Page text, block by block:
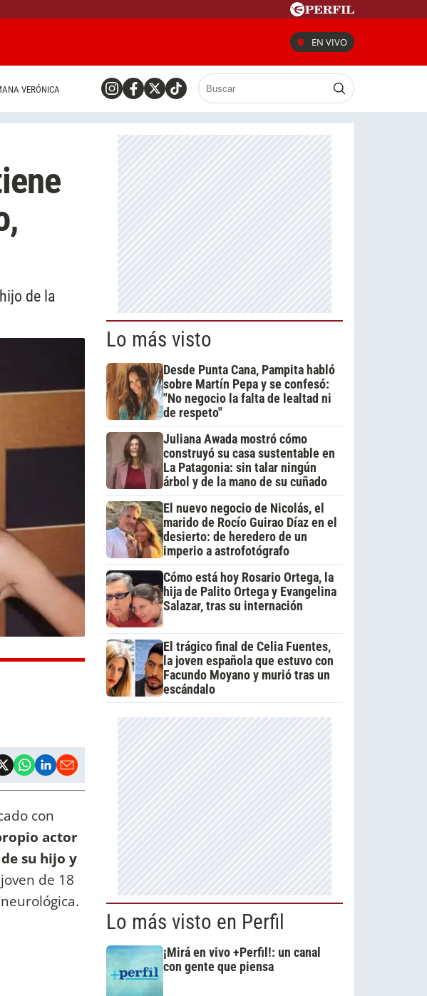
EN VIVO
VERÓNICA
de la
con
actor
su hijo y
de 18
Lo más visto
Desde Punta Cana, Pampita habló
sobre Martín Pepa y se confesó:
"No negocio la falta de lealtad ni
de respeto"
Juliana Awada mostró cómo
construyó su casa sustentable en
La Patagonia: sin talar ningún
árbol y de la mano de su cuñado
El nuevo negocio de Nicolás, el
marido de Rocío Guirao Díaz en el
desierto: de heredero de un
imperio a astrofotógrafo
Cómo está hoy Rosario Ortega, la
hija de Palito Ortega y Evangelina
Salazar, tras su internación
El trágico final de Celia Fuentes,
la joven española que estuvo con
Facundo Moyano y murió tras un
escándalo
Lo más visto en Perfil
¡Mirá en vivo +Perfil!: un canal
con gente que piensa